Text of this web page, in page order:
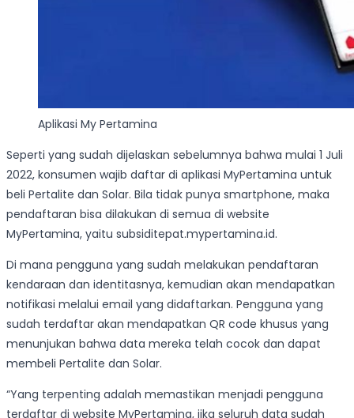
Aplikasi My Pertamina
Seperti yang sudah dijelaskan sebelumnya bahwa mulai 1 Juli
2022, konsumen wajib daftar di aplikasi MyPertamina untuk
beli Pertalite dan Solar. Bila tidak punya smartphone, maka
pendaftaran bisa dilakukan di semua di website
MyPertamina, yaitu subsiditepat.mypertamina.id.
Di mana pengguna yang sudah melakukan pendaftaran
kendaraan dan identitasnya, kemudian akan mendapatkan
notifikasi melalui email yang didaftarkan. Pengguna yang
sudah terdaftar akan mendapatkan QR code khusus yang
menunjukan bahwa data mereka telah cocok dan dapat
membeli Pertalite dan Solar.
“Yang terpenting adalah memastikan menjadi pengguna
terdaftar di website MyPertamina, jika seluruh data sudah